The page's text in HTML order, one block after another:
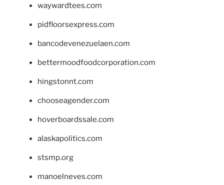
waywardtees.com
pidfloorsexpress.com
bancodevenezuelaen.com
bettermoodfoodcorporation.com
hingstonnt.com
chooseagender.com
hoverboardssale.com
alaskapolitics.com
stsmp.org
manoelneves.com